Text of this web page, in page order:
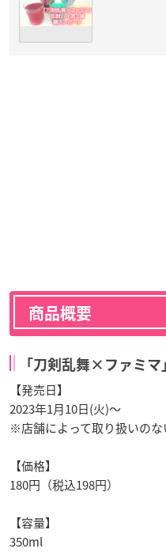
商品概要
「刀剣乱舞×ファミ
【発売日】
2023年1月10日(火)～
※店舗によって取り扱いのな
【価格】
180円（税込198円）
【容量】
350ml